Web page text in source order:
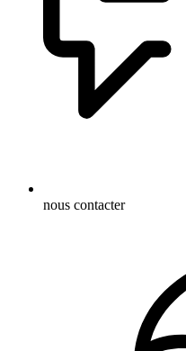
nous contacter